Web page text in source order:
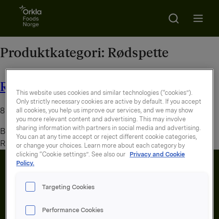
Go to frontpage
Search
Produktkategori: Rødspette
Rødspettefilet enkel, panert
8. august 2026
By
administrator
Rå og panert enkel rødspettefilet
This website uses cookies and similar technologies (“cookies”).
Only strictly necessary cookies are active by default. If you accept
all cookies, you help us improve our services, and we may show
you more relevant content and advertising. This may involve
sharing information with partners in social media and advertising.
You can at any time accept or reject different cookie categories,
or change your choices. Learn more about each category by
clicking “Cookie settings”. See also our Privacy and Cookie
Policy.
Targeting Cookies
Performance Cookies